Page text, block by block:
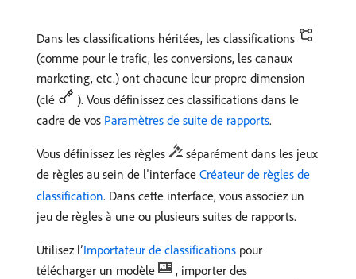
Dans les classifications héritées, les classifications
(comme pour le trafic, les conversions, les canaux
marketing, etc.) ont chacune leur propre dimension
(clé
). Vous définissez ces classifications dans le
cadre de vos Paramètres de suite de rapports.
Vous définissez les règles
séparément dans les jeux
de règles au sein de l’interface Créateur de règles de
classification. Dans cette interface, vous associez un
jeu de règles à une ou plusieurs suites de rapports.
Utilisez l’Importateur de classifications pour
télécharger un modèle
, importer des